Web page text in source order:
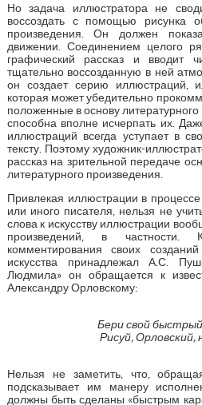
Но задача иллюстратора не
воссоздать с помощью рисунка
произведения. Он должен
движении. Соединением целого
графический рассказ и вводит
тщательно воссозданную в ней
он создает серию иллюстраций,
которая может убедительно
положенные в основу
способна вполне исчерпать их.
иллюстраций всегда уступает в
тексту. Поэтому художник-
рассказ на зрительной передаче
литературного произведения.
Привлекая иллюстрации в
или иного писателя, нельзя не
слова к искусству иллюстрации
произведений, в частности.
комментирования своих
искусства принадлежал А.С.
Людмила» он обращается к
Александру Орловскому:
Бери свой
Рисуй, Орловский,
Нельзя не заметить, что,
подсказывает им манеру
должны быть сделаны «быстрым